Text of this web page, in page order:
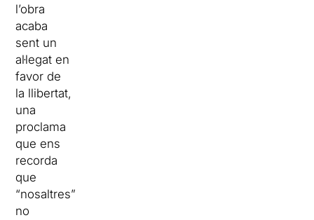
l’obra
acaba
sent un
al·legat en
favor de
la llibertat,
una
proclama
que ens
recorda
que
“nosaltres”
no